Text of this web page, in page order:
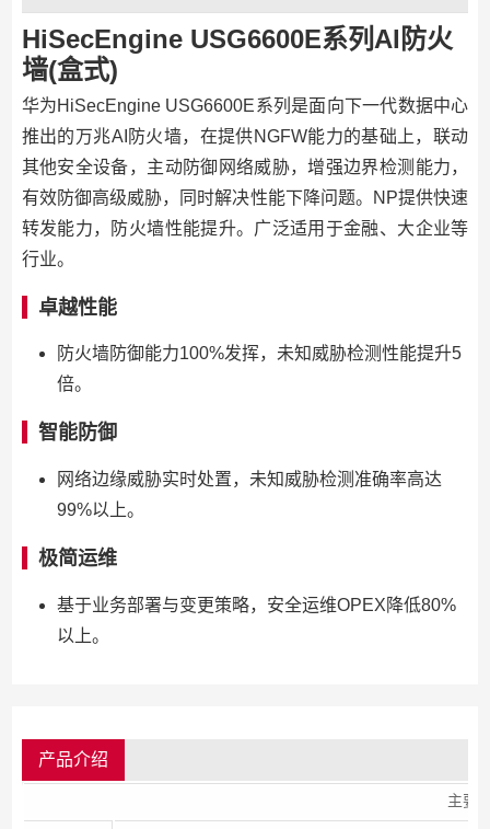
HiSecEngine USG6600E系列AI防火
墙(盒式)
华为HiSecEngine USG6600E系列是面向下一代数据中心
推出的万兆AI防火墙，在提供NGFW能力的基础上，联动
其他安全设备，主动防御网络威胁，增强边界检测能力，
有效防御高级威胁，同时解决性能下降问题。NP提供快速
转发能力，防火墙性能提升。广泛适用于金融、大企业等
行业。
卓越性能
防火墙防御能力100%发挥，未知威胁检测性能提升5
倍。
智能防御
网络边缘威胁实时处置，未知威胁检测准确率高达
99%以上。
极简运维
基于业务部署与变更策略，安全运维OPEX降低80%
以上。
产品介绍
主要